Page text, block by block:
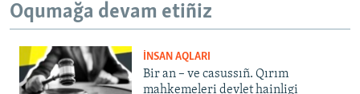
Oqumağa devam etiñiz
İNSAN AQLARI
Bir an – ve casussıñ. Qırım
mahkemeleri devlet hainligi